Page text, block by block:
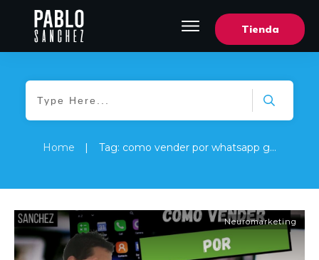
Tienda
Home Tag: como vender por whatsapp gladys ramos
Neuromarketing